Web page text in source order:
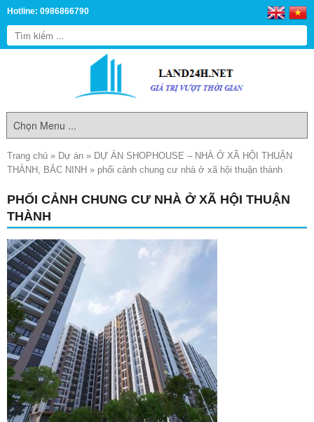
Hotline: 0986866790
Trang chủ » Dự án » DỰ ÁN SHOPHOUSE – NHÀ Ở XÃ HỘI THUẬN
THÀNH, BẮC NINH » phối cảnh chung cư nhà ở xã hội thuận thành
PHỐI CẢNH CHUNG CƯ NHÀ Ở XÃ HỘI THUẬN
THÀNH